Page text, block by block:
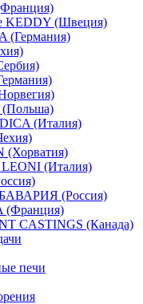
KEDDY (Швеция)
(Германия)
(Италия)
(Хорватия)
(Италия)
(Россия)
(Франция)
CASTINGS (Канада)
печи